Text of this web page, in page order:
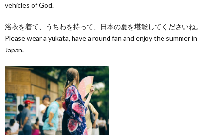
vehicles of God.
浴衣を着て、うちわを持って、日本の夏を堪能してくださいね。
Please wear a yukata, have a round fan and enjoy the summer in
Japan.